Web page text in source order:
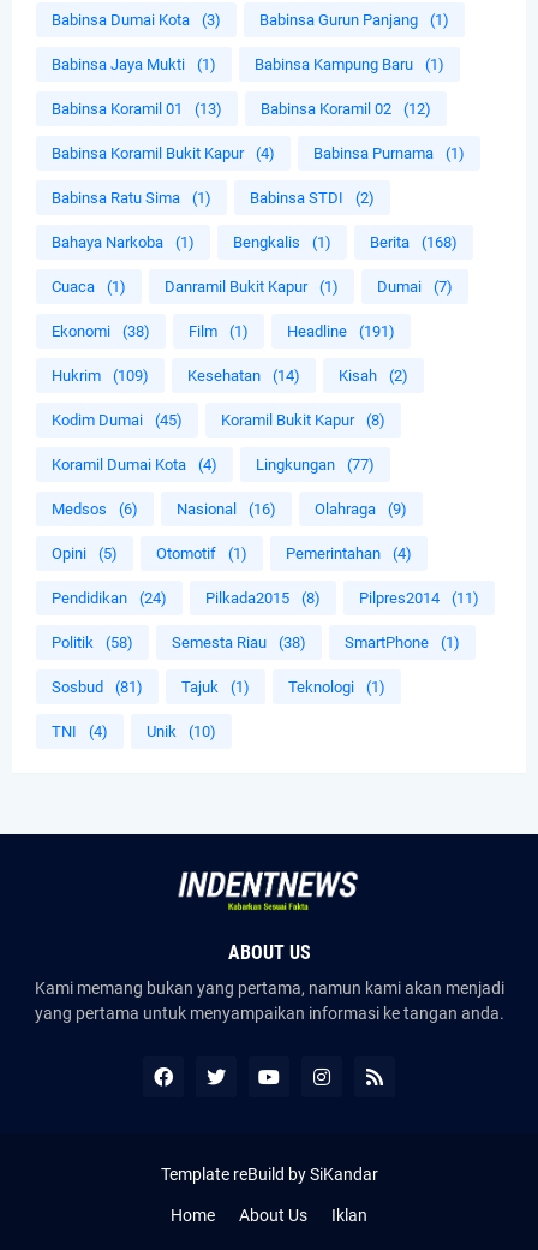
Babinsa Dumai Kota (3) Babinsa Gurun Panjang (1)
Babinsa Jaya Mukti (1) Babinsa Kampung Baru (1)
Babinsa Koramil 01 (13) Babinsa Koramil 02 (12)
Babinsa Koramil Bukit Kapur (4) Babinsa Purnama (1)
Babinsa Ratu Sima (1) Babinsa STDI (2)
Bahaya Narkoba (1) Bengkalis (1) Berita (168)
Cuaca (1) Danramil Bukit Kapur (1) Dumai (7)
Ekonomi (38) Film (1) Headline (191)
Hukrim (109) Kesehatan (14) Kisah (2)
Kodim Dumai (45) Koramil Bukit Kapur (8)
Koramil Dumai Kota (4) Lingkungan (77)
Medsos (6) Nasional (16) Olahraga (9)
Opini (5) Otomotif (1) Pemerintahan (4)
Pendidikan (24) Pilkada2015 (8) Pilpres2014 (11)
Politik (58) Semesta Riau (38) SmartPhone (1)
Sosbud (81) Tajuk (1) Teknologi (1)
TNI (4) Unik (10)
ABOUT US
Kami memang bukan yang pertama, namun kami akan menjadi
yang pertama untuk menyampaikan informasi ke tangan anda.
Template reBuild by SiKandar
Home About Us Iklan